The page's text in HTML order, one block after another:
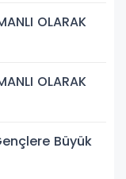
OLARAK
OLARAK
Büyük